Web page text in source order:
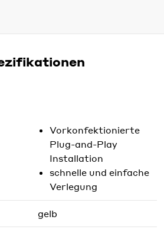
Vorkonfektionierte
Plug-and-Play
Installation
schnelle und einfache
Verlegung
gelb